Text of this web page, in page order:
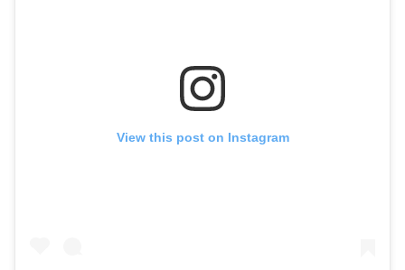
View this post on Instagram